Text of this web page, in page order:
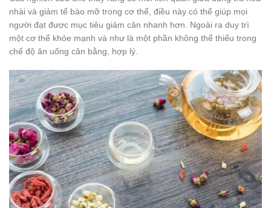
nhài và giảm tế bào mỡ trong cơ thể, điều này có thể giúp mọi
người đạt được mục tiêu giảm cân nhanh hơn. Ngoài ra duy trì
một cơ thể khỏe mạnh và như là một phần không thể thiếu trong
chế độ ăn uống cân bằng, hợp lý.